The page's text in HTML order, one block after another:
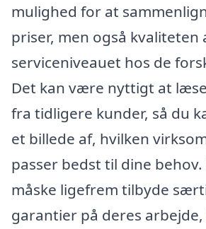
mulighed for at
priser, men også kvaliteten
serviceniveauet hos de
Det kan være nyttigt at
fra tidligere kunder, så du
et billede af, hvilken
passer bedst til dine
måske ligefrem tilbyde
garantier på deres